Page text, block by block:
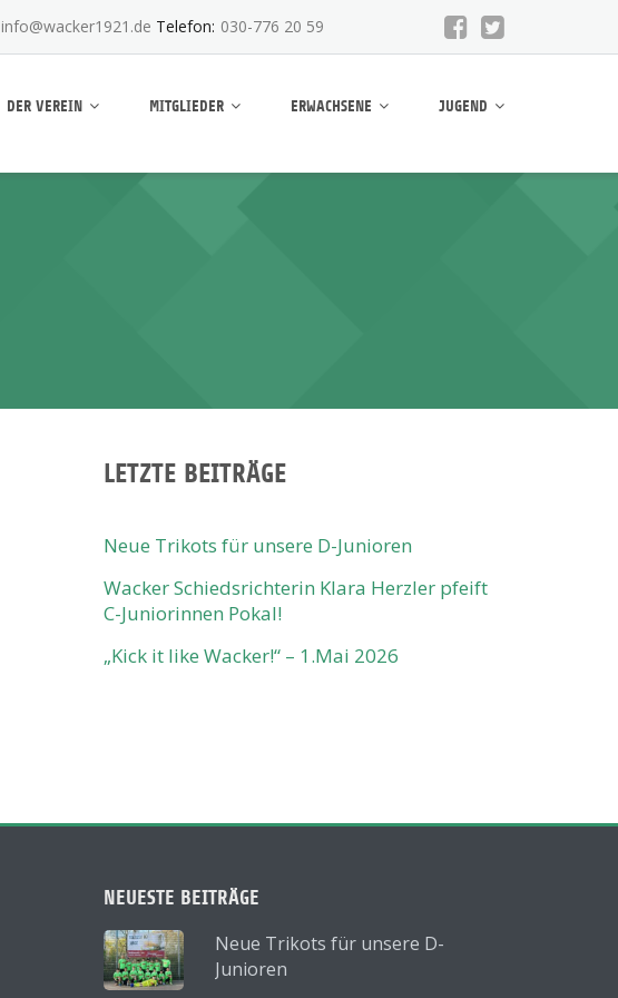
info@wacker1921.de Telefon: 030-776 20 59
DER VEREIN MITGLIEDER ERWACHSENE JUGEND
LETZTE BEITRÄGE
Neue Trikots für unsere D-Junioren
Wacker Schiedsrichterin Klara Herzler pfeift
C-Juniorinnen Pokal!
„Kick it like Wacker!“ – 1.Mai 2026
NEUESTE BEITRÄGE
Neue Trikots für unsere D-
Junioren